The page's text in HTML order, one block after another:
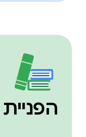
הפניית API